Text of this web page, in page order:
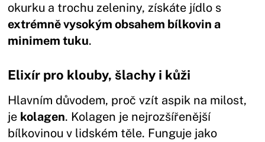
okurku a trochu zeleniny, získáte jídlo s
extrémně vysokým obsahem bílkovin a
minimem tuku.
Elixír pro klouby, šlachy i kůži
Hlavním důvodem, proč vzít aspik na milost,
je kolagen. Kolagen je nejrozšířenější
bílkovinou v lidském těle. Funguje jako